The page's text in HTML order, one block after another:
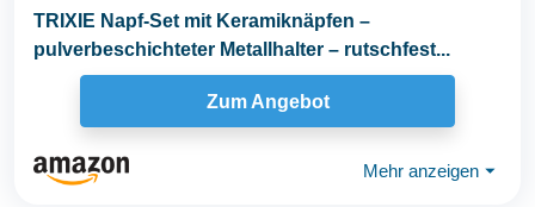
TRIXIE Napf-Set mit Keramiknäpfen –
pulverbeschichteter Metallhalter – rutschfest...
Zum Angebot
Mehr anzeigen ⏷